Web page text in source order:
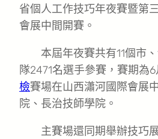
省個人工作技巧年夜賽暨第
會展中間開賽。
本屆年夜賽共有11個市、
隊2471名選手參賽，賽期為
檢賽場在山西瀟河國際會展
院、長治技師學院。
主賽場還同期舉辦技巧